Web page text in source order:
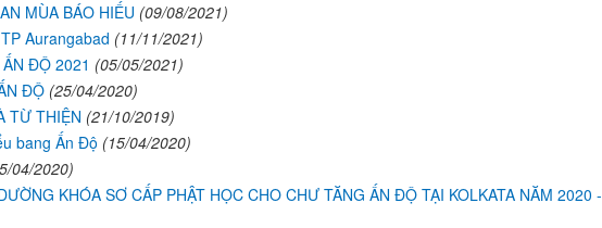
MÙA BÁO HIẾU (09/08/2021)
Aurangabad (11/11/2021)
ĐỘ 2021 (05/05/2021)
ĐỘ (25/04/2020)
TỪ THIỆN (21/10/2019)
bang Ấn Độ (15/04/2020)
04/2020)
KHÓA SƠ CẤP PHẬT HỌC CHO CHƯ TĂNG ẤN ĐỘ TẠI KOLKATA NĂM 2020 -